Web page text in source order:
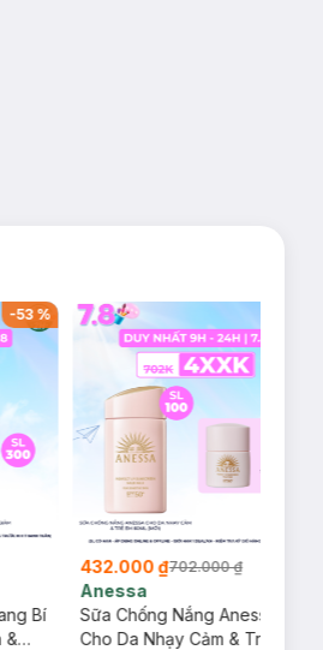
-53%
Bí
&
432.000 ₫702.000 ₫
Anessa
Sữa Chống Nắng Anessa
Cho Da Nhạy Cảm & Trẻ Em